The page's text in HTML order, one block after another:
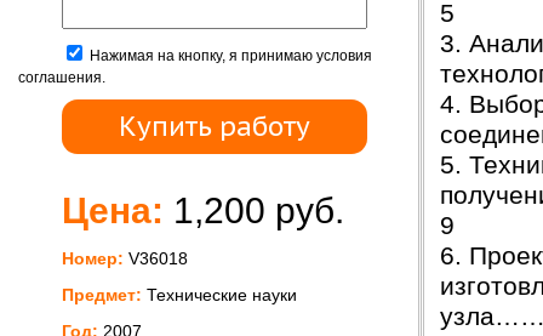
Нажимая на кнопку, я принимаю условия
соглашения.
Цена: 1,200 руб.
Номер: V36018
Предмет: Технические науки
Год: 2007
5
3.
4.
5.
9
6.